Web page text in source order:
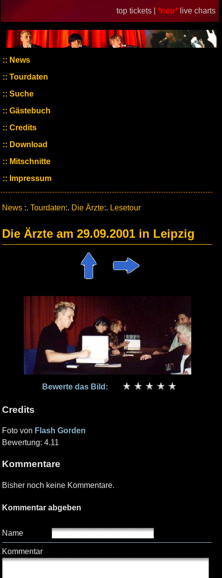
top tickets | *neu* live charts
News
Tourdaten
Suche
Gästebuch
Credits
Download
Mitschnitte
Impressum
News :. Tourdaten:. Die Ärzte:. Lesetour
Die Ärzte am 29.09.2001 in Leipzig
Bewerte das Bild:
Credits
Foto von Flash Gorden
Bewertung: 4.11
Kommentare
Bisher noch keine Kommentare.
Kommentar abgeben
Name
Kommentar